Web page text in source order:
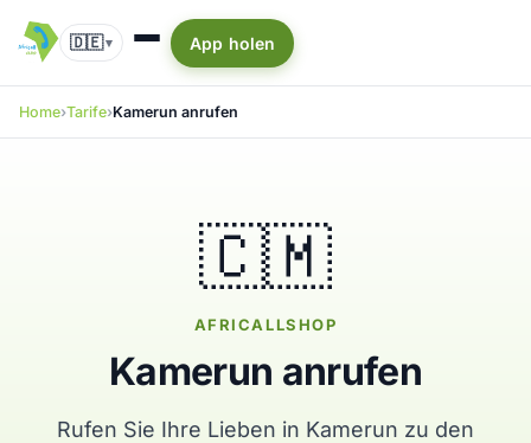
🇩🇪▾ App holen
Home Tarife Kamerun anrufen
🇨🇲
AFRICALLSHOP
Kamerun anrufen
Rufen Sie Ihre Lieben in Kamerun zu den